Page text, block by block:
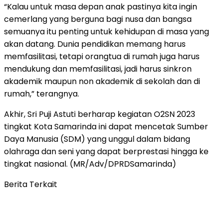
“Kalau untuk masa depan anak pastinya kita ingin
cemerlang yang berguna bagi nusa dan bangsa
semuanya itu penting untuk kehidupan di masa yang
akan datang. Dunia pendidikan memang harus
memfasilitasi, tetapi orangtua di rumah juga harus
mendukung dan memfasilitasi, jadi harus sinkron
akademik maupun non akademik di sekolah dan di
rumah,” terangnya.
Akhir, Sri Puji Astuti berharap kegiatan O2SN 2023
tingkat Kota Samarinda ini dapat mencetak Sumber
Daya Manusia (SDM) yang unggul dalam bidang
olahraga dan seni yang dapat berprestasi hingga ke
tingkat nasional. (MR/Adv/DPRDSamarinda)
Berita Terkait